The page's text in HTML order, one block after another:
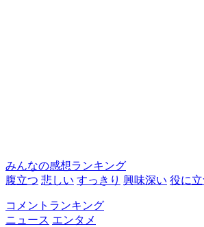
みんなの感想ランキング
腹立つ 悲しい すっきり 興味深い 役に
コメントランキング
ニュース エンタメ